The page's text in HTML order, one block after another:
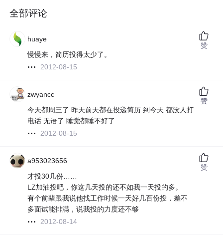
全部评论
huaye
慢慢来，简历投得太少了。
2012-08-15
赞
zwyancc
今天都周三了 昨天前天都在投递简历 到今天 都没人打
电话 无语了 睡觉都睡不好了
2012-08-15
赞
a953023656
才投30几份……
LZ加油投吧，你这几天投的还不如我一天投的多。
有个前辈跟我说他找工作时候一天好几百份投，差不
多面试能排满，说我投的力度还不够
2012-08-14
赞